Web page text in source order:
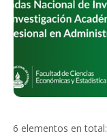
6 elementos en total: